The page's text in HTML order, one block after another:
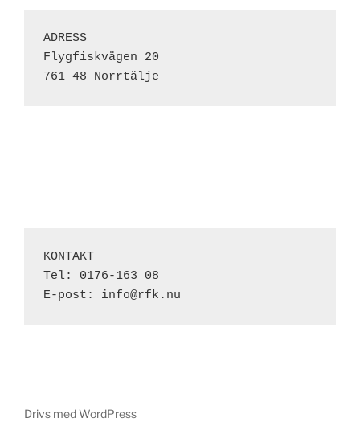
ADRESS
Flygfiskvägen 20
761 48 Norrtälje
KONTAKT
Tel: 0176-163 08
E-post: info@rfk.nu
Drivs med WordPress